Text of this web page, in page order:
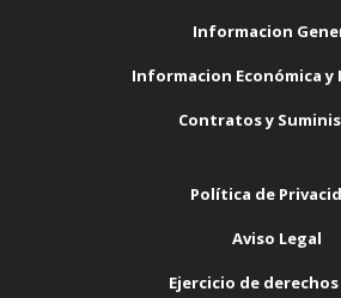
Informacion
Informacion Económica y
Contratos y
Política de
Aviso Legal
Ejercicio de derechos